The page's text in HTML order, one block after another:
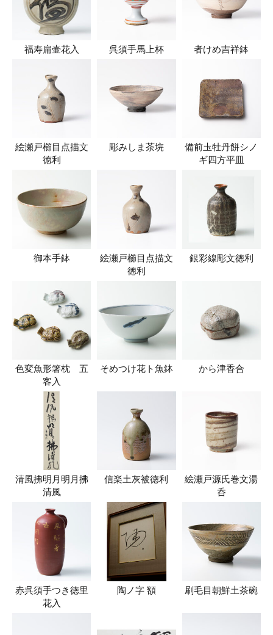
福寿扁壷花入 呉須手馬上杯 者けめ吉祥鉢
絵瀬戸櫛目点描文
徳利
彫みしま茶垸
備前圡牡丹餅シノ
ギ四方平皿
御本手鉢
絵瀬戸櫛目点描文
徳利
銀彩線彫文徳利
色変魚形箸枕 五
客入
そめつけ花ト魚鉢 から津香合
清風拂明月明月拂
清風
信楽土灰被徳利
絵瀬戸源氏巻文湯
呑
赤呉須手つき徳里
花入
陶ノ字 額 刷毛目朝鮮土茶碗